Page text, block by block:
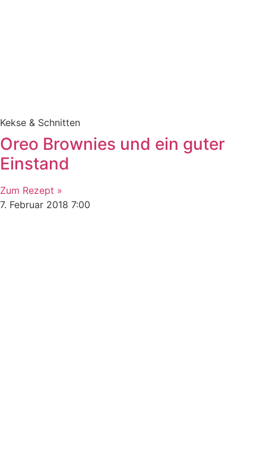
Kekse & Schnitten
Oreo Brownies und ein guter
Einstand
Zum Rezept »
7. Februar 2018 7:00